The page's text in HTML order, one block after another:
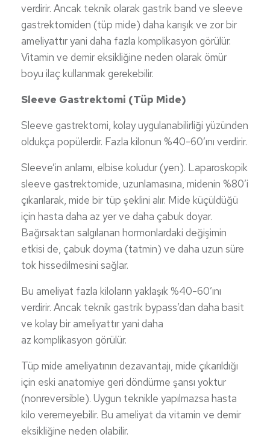
verdirir. Ancak teknik olarak gastrik band ve sleeve
gastrektomiden (tüp mide) daha karışık ve zor bir
ameliyattır yani daha fazla komplikasyon görülür.
Vitamin ve demir eksikliğine neden olarak ömür
boyu ilaç kullanmak gerekebilir.
Sleeve Gastrektomi (Tüp Mide)
Sleeve gastrektomi, kolay uygulanabilirliği yüzünden
oldukça popülerdir. Fazla kilonun %40-60’ını verdirir.
Sleeve’in anlamı, elbise koludur (yen). Laparoskopik
sleeve gastrektomide, uzunlamasına, midenin %80’i
çıkarılarak, mide bir tüp şeklini alır. Mide küçüldüğü
için hasta daha az yer ve daha çabuk doyar.
Bağırsaktan salgılanan hormonlardaki değişimin
etkisi de, çabuk doyma (tatmin) ve daha uzun süre
tok hissedilmesini sağlar.
Bu ameliyat fazla kiloların yaklaşık %40-60’ını
verdirir. Ancak teknik gastrik bypass’dan daha basit
ve kolay bir ameliyattır yani daha
az komplikasyon görülür.
Tüp mide ameliyatının dezavantajı, mide çıkarıldığı
için eski anatomiye geri döndürme şansı yoktur
(nonreversible). Uygun teknikle yapılmazsa hasta
kilo veremeyebilir. Bu ameliyat da vitamin ve demir
eksikliğine neden olabilir.